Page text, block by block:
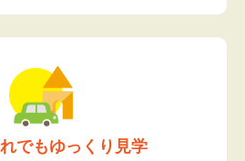
でもゆっくり見学